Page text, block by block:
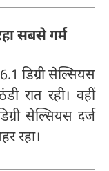
सबसे गर्म
डिग्री सेल्सियस
रात रही। वहीं
सेल्सियस दर्ज
रहा।